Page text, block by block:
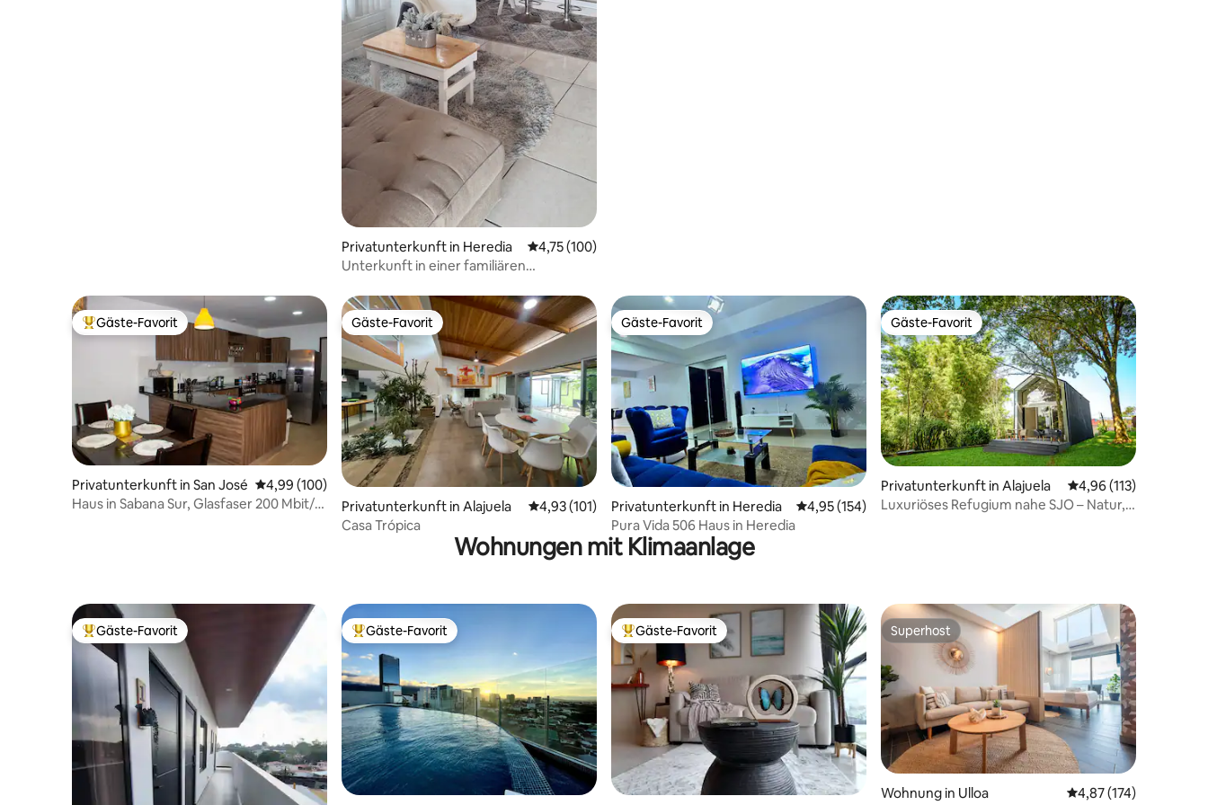
Privatunterkunft in Heredia Durchschnittliche Bewertung: 4,75 von 5, 100 Bewertungen
4,75 (100)
Unterkunft in einer familiären
Beliebter Gäste-Favorit.
Gäste-Favorit
Privatunterkunft in San José Durchschnittliche Bewertung: 4,99 von 5, 100 Bewertungen
4,99 (100)
Haus in Sabana Sur, Glasfaser 200 Mbit/s,
Gäste-Favorit
Gäste-Favorit
Privatunterkunft in Alajuela Durchschnittliche Bewertung: 4,93 von 5, 101 Bewertungen
4,93 (101)
Casa Trópica
Gäste-Favorit
Gäste-Favorit
Privatunterkunft in Heredia Durchschnittliche Bewertung: 4,95 von 5, 154 Bewertungen
4,95 (154)
Pura Vida 506 Haus in Heredia
Gäste-Favorit
Gäste-Favorit
Privatunterkunft in Alajuela Durchschnittliche
4,96 (113)
Luxuriöses Refugium nahe SJO – Natur,
Wohnungen mit Klimaanlage
Beliebter Gäste-Favorit.
Gäste-Favorit Beliebter Gäste-Favorit.
Gäste-Favorit Beliebter Gäste-Favorit.
Gäste-Favorit Superhost
Superhost
Wohnung in Ulloa Durchschnittliche
4,87 (174)